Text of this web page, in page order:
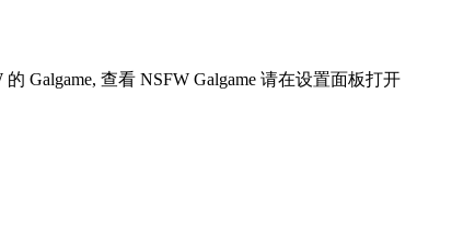
Galgame, 查看 NSFW Galgame 请在设置面板打开